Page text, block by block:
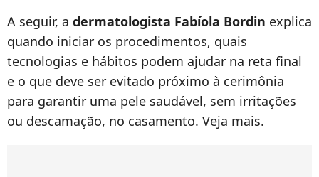
A seguir, a dermatologista Fabíola Bordin explica
quando iniciar os procedimentos, quais
tecnologias e hábitos podem ajudar na reta final
e o que deve ser evitado próximo à cerimônia
para garantir uma pele saudável, sem irritações
ou descamação, no casamento. Veja mais.